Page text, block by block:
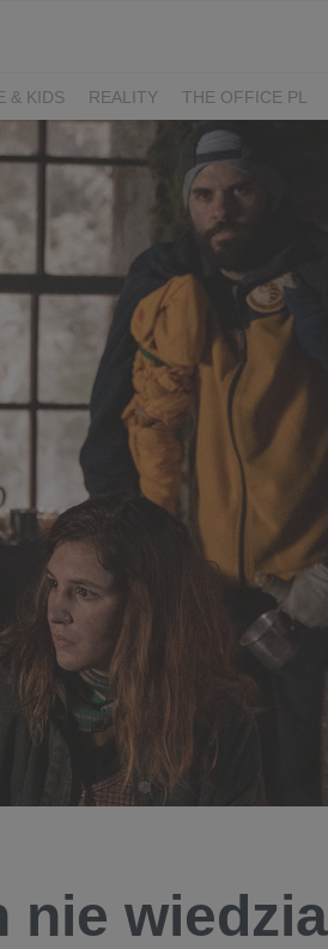
& KIDS REALITY THE OFFICE PL
KRUK